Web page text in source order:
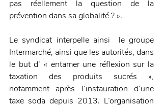
pas réellement la question de la
prévention dans sa globalité ? ».
Le syndicat interpelle ainsi  le groupe
Intermarché, ainsi que les autorités, dans
le but d’ « entamer une réflexion sur la
taxation des produits sucrés »,
notamment après l’instauration d’une
taxe soda depuis 2013. L’organisation